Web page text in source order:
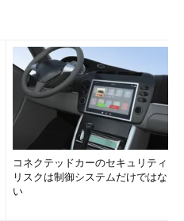
コネクテッドカーのセキュリティ
リスクは制御システムだけではな
い